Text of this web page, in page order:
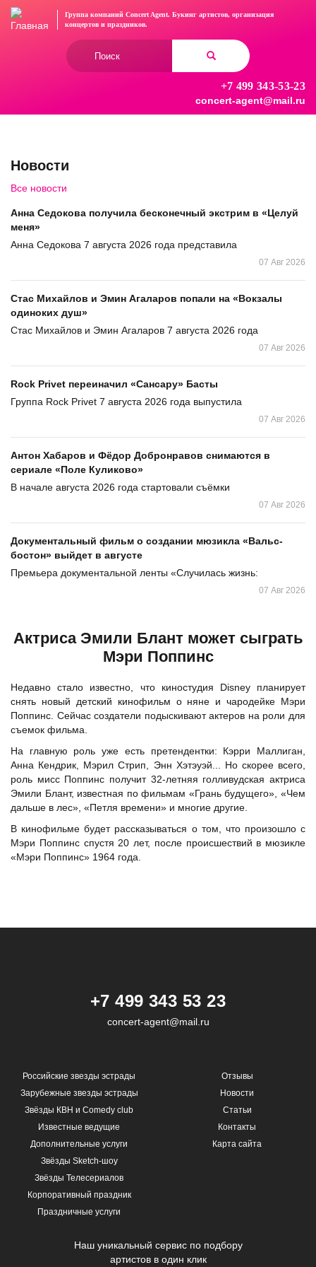
Перейти
Группа компаний Concert Agent. Букинг артистов, организация
концертови праздников.
+7 499 343-53-23
concert-agent@mail.ru
Новости
Все новости
Анна Седокова получила бесконечный экстрим в «Целуй
меня»
Анна Седокова 7 августа 2026 года представила
07 Авг 2026
Стас Михайлов и Эмин Агаларов попали на «Вокзалы
одиноких душ»
Стас Михайлов и Эмин Агаларов 7 августа 2026 года
07 Авг 2026
Rock Privet переиначил «Сансару» Басты
Группа Rock Privet 7 августа 2026 года выпустила
07 Авг 2026
Антон Хабаров и Фёдор Добронравов снимаются в
сериале «Поле Куликово»
В начале августа 2026 года стартовали съёмки
07 Авг 2026
Документальный фильм о создании мюзикла «Вальс-
бостон» выйдет в августе
Премьера документальной ленты «Случилась жизнь:
07 Авг 2026
Актриса Эмили Блант может сыграть
Мэри Поппинс
Недавно стало известно, что киностудия Disney планирует
снять новый детский кинофильм о няне и чародейке Мэри
Поппинс. Сейчас создатели подыскивают актеров на роли для
съемок фильма.
На главную роль уже есть претендентки: Кэрри Маллиган,
Анна Кендрик, Мэрил Стрип, Энн Хэтэуэй... Но скорее всего,
роль мисс Поппинс получит 32-летняя голливудская актриса
Эмили Блант, известная по фильмам «Грань будущего», «Чем
дальше в лес», «Петля времени» и многие другие.
В кинофильме будет рассказываться о том, что произошло с
Мэри Поппинс спустя 20 лет, после происшествий в мюзикле
«Мэри Поппинс» 1964 года.
+7 499 343 53 23
concert-agent@mail.ru
Российские звезды эстрады
Зарубежные звезды эстрады
Звёзды КВН и Comedy club
Известные ведущие
Дополнительные услуги
Звёзды Sketch-шоу
Звёзды Телесериалов
Корпоративный праздник
Праздничные услуги
Отзывы
Новости
Статьи
Контакты
Карта сайта
Наш уникальный сервис по подбору
артистов в один клик